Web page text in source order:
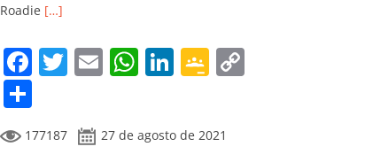
Roadie […]
F
e
T
itt
er
E
l
W
s
Li
e
G
gl
o
m
177187 27 de agosto de 2021